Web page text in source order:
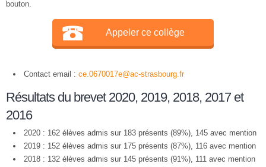
bouton.
Appeler ce collège
Contact email : ce.0670017e@ac-strasbourg.fr
Résultats du brevet 2020, 2019, 2018, 2017 et
2016
2020 : 162 élèves admis sur 183 présents (89%), 145 avec mention
2019 : 152 élèves admis sur 175 présents (87%), 116 avec mention
2018 : 132 élèves admis sur 145 présents (91%), 111 avec mention